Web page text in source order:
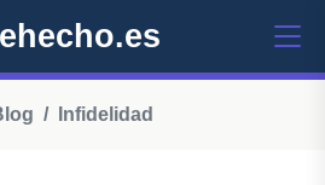
Infidelidad